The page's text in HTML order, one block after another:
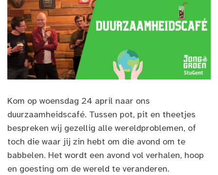
Kom op woensdag 24 april naar ons
duurzaamheidscafé. Tussen pot, pit en theetjes
bespreken wij gezellig alle wereldproblemen, of
toch die waar jij zin hebt om die avond om te
babbelen. Het wordt een avond vol verhalen, hoop
en goesting om de wereld te veranderen.